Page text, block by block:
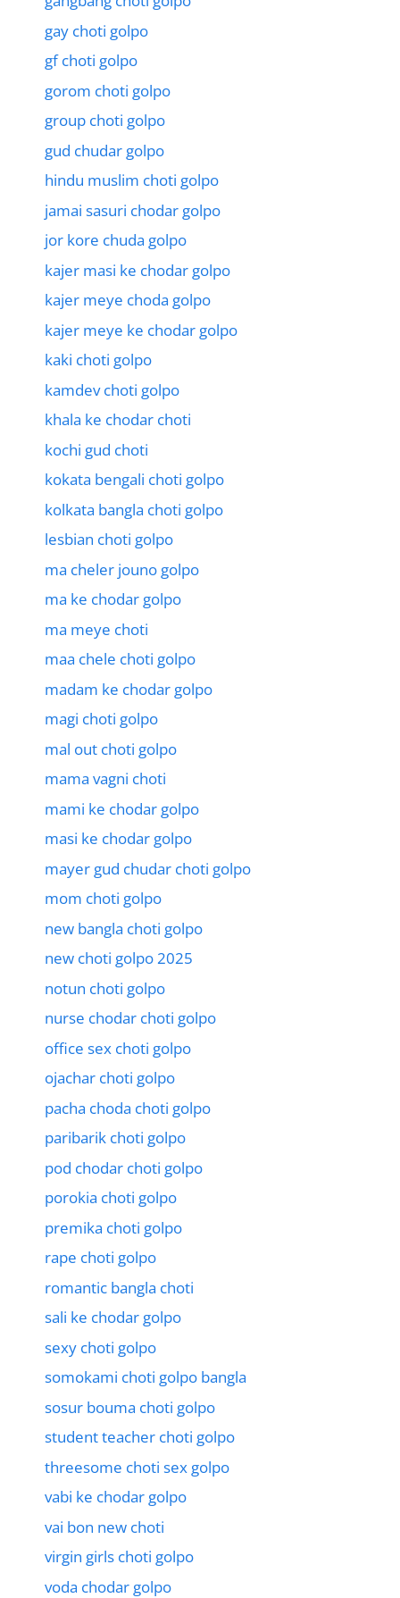
gay choti golpo
gf choti golpo
gorom choti golpo
group choti golpo
gud chudar golpo
hindu muslim choti golpo
jamai sasuri chodar golpo
jor kore chuda golpo
kajer masi ke chodar golpo
kajer meye choda golpo
kajer meye ke chodar golpo
kaki choti golpo
kamdev choti golpo
khala ke chodar choti
kochi gud choti
kokata bengali choti golpo
kolkata bangla choti golpo
lesbian choti golpo
ma cheler jouno golpo
ma ke chodar golpo
ma meye choti
maa chele choti golpo
madam ke chodar golpo
magi choti golpo
mal out choti golpo
mama vagni choti
mami ke chodar golpo
masi ke chodar golpo
mayer gud chudar choti golpo
mom choti golpo
new bangla choti golpo
new choti golpo 2025
notun choti golpo
nurse chodar choti golpo
office sex choti golpo
ojachar choti golpo
pacha choda choti golpo
paribarik choti golpo
pod chodar choti golpo
porokia choti golpo
premika choti golpo
rape choti golpo
romantic bangla choti
sali ke chodar golpo
sexy choti golpo
somokami choti golpo bangla
sosur bouma choti golpo
student teacher choti golpo
threesome choti sex golpo
vabi ke chodar golpo
vai bon new choti
virgin girls choti golpo
voda chodar golpo